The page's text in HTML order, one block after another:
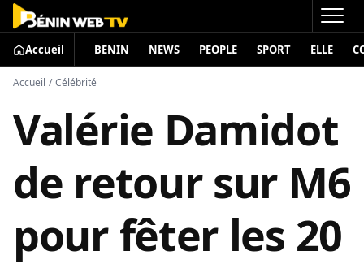
Accueil BENIN NEWS PEOPLE SPORT ELLE
Accueil / Célébrité
Valérie Damidot
de retour sur M6
pour fêter les 20